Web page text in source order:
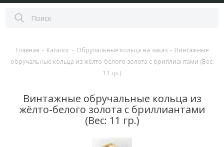
Главная - Каталог - Обручальные кольца на заказ - Винтажные
обручальные кольца из жёлто-белого золота с бриллиантами (Вес:
11 гр.)
Винтажные обручальные кольца из
жёлто-белого золота с бриллиантами
(Вес: 11 гр.)